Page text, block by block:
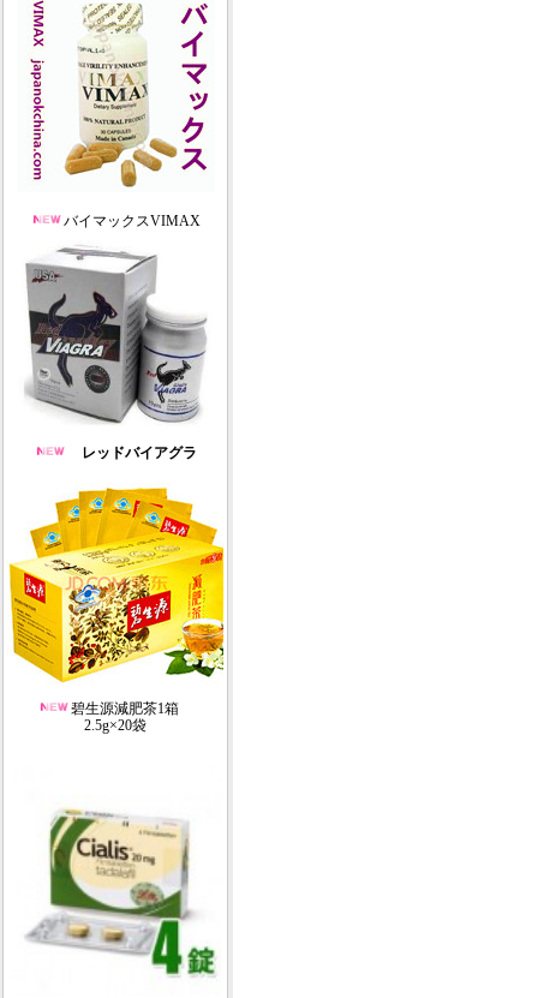
バイマックスVIMAX
レッドバイアグラ
碧生源減肥茶1箱
2.5g×20袋